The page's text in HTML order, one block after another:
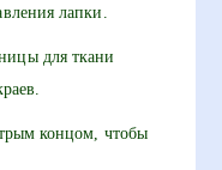
лапки.
для ткани
концом, чтобы